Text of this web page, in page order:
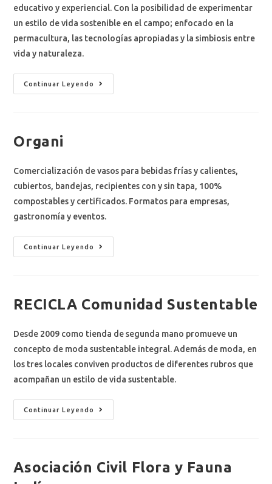
educativo y experiencial. Con la posibilidad de experimentar
un estilo de vida sostenible en el campo; enfocado en la
permacultura, las tecnologías apropiadas y la simbiosis entre
vida y naturaleza.
Continuar Leyendo
Organi
Comercialización de vasos para bebidas frías y calientes,
cubiertos, bandejas, recipientes con y sin tapa, 100%
compostables y certificados. Formatos para empresas,
gastronomía y eventos.
Continuar Leyendo
RECICLA Comunidad Sustentable
Desde 2009 como tienda de segunda mano promueve un
concepto de moda sustentable integral. Además de moda, en
los tres locales conviven productos de diferentes rubros que
acompañan un estilo de vida sustentable.​
Continuar Leyendo
Asociación Civil Flora y Fauna